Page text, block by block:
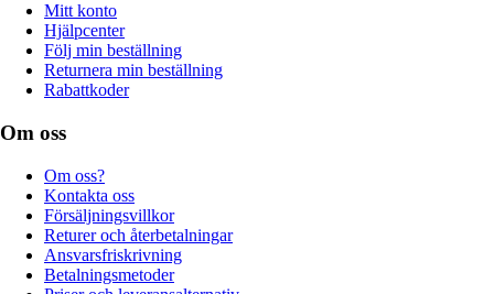
Mitt konto
Hjälpcenter
Följ min beställning
Returnera min beställning
Rabattkoder
Om oss
Om oss?
Kontakta oss
Försäljningsvillkor
Returer och återbetalningar
Ansvarsfriskrivning
Betalningsmetoder